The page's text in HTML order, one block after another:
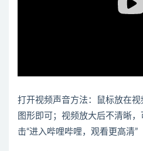
打开视频声音方法：鼠标放在
图形即可；视频放大后不清晰
击“进入哔哩哔哩，观看更高清”